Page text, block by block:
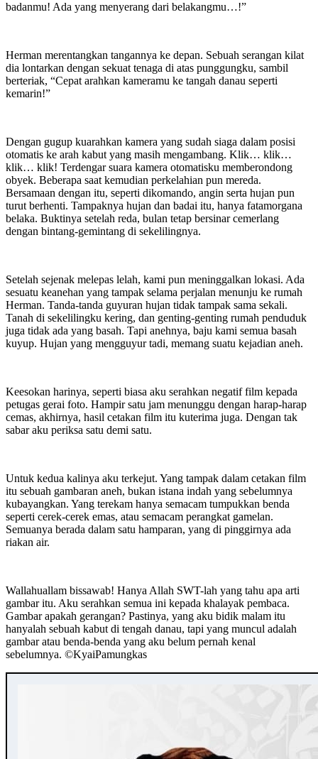
badanmu! Ada yang menyerang dari belakangmu…!”
Herman merentangkan tangannya ke depan. Sebuah serangan kilat
dia lontarkan dengan sekuat tenaga di atas punggungku, sambil
berteriak, “Cepat arahkan kameramu ke tangah danau seperti
kemarin!”
Dengan gugup kuarahkan kamera yang sudah siaga dalam posisi
otomatis ke arah kabut yang masih mengambang. Klik… klik…
klik… klik! Terdengar suara kamera otomatisku memberondong
obyek. Beberapa saat kemudian perkelahian pun mereda.
Bersamaan dengan itu, seperti dikomando, angin serta hujan pun
turut berhenti. Tampaknya hujan dan badai itu, hanya fatamorgana
belaka. Buktinya setelah reda, bulan tetap bersinar cemerlang
dengan bintang-gemintang di sekelilingnya.
Setelah sejenak melepas lelah, kami pun meninggalkan lokasi. Ada
sesuatu keanehan yang tampak selama perjalan menunju ke rumah
Herman. Tanda-tanda guyuran hujan tidak tampak sama sekali.
Tanah di sekelilingku kering, dan genting-genting rumah penduduk
juga tidak ada yang basah. Tapi anehnya, baju kami semua basah
kuyup. Hujan yang mengguyur tadi, memang suatu kejadian aneh.
Keesokan harinya, seperti biasa aku serahkan negatif film kepada
petugas gerai foto. Hampir satu jam menunggu dengan harap-harap
cemas, akhirnya, hasil cetakan film itu kuterima juga. Dengan tak
sabar aku periksa satu demi satu.
Untuk kedua kalinya aku terkejut. Yang tampak dalam cetakan film
itu sebuah gambaran aneh, bukan istana indah yang sebelumnya
kubayangkan. Yang terekam hanya semacam tumpukkan benda
seperti cerek-cerek emas, atau semacam perangkat gamelan.
Semuanya berada dalam satu hamparan, yang di pinggirnya ada
riakan air.
Wallahuallam bissawab! Hanya Allah SWT-lah yang tahu apa arti
gambar itu. Aku serahkan semua ini kepada khalayak pembaca.
Gambar apakah gerangan? Pastinya, yang aku bidik malam itu
hanyalah sebuah kabut di tengah danau, tapi yang muncul adalah
gambar atau benda-benda yang aku belum pernah kenal
sebelumnya. ©️KyaiPamungkas